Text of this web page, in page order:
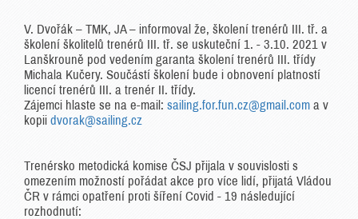
V. Dvořák – TMK, JA – informoval že, školení trenérů III. tř. a
školení školitelů trenérů III. tř. se uskuteční 1. - 3.10. 2021 v
Lanškrouně pod vedením garanta školení trenérů III. třídy
Michala Kučery. Součástí školení bude i obnovení platností
licencí trenérů III. a trenér II. třídy.
Zájemci hlaste se na e-mail: sailing.for.fun.cz@gmail.com a v
kopii dvorak@sailing.cz
Trenérsko metodická komise ČSJ přijala v souvislosti s
omezením možností pořádat akce pro více lidí, přijatá Vládou
ČR v rámci opatření proti šíření Covid - 19 následující
rozhodnutí: